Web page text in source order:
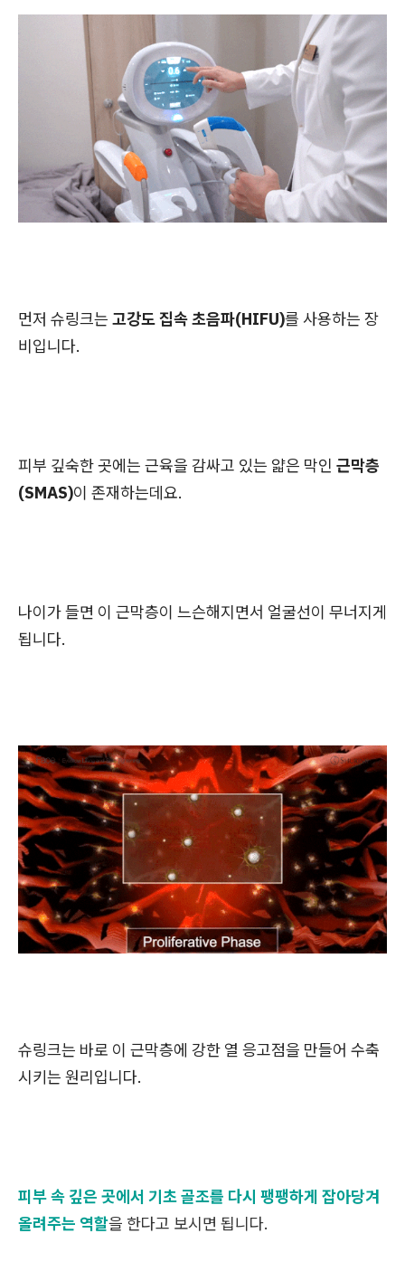
먼저 슈링크는 고강도 집속 초음파(HIFU)를 사용하는 장
비입니다.
피부 깊숙한 곳에는 근육을 감싸고 있는 얇은 막인 근막층
(SMAS)이 존재하는데요.
나이가 들면 이 근막층이 느슨해지면서 얼굴선이 무너지게
됩니다.
슈링크는 바로 이 근막층에 강한 열 응고점을 만들어 수축
시키는 원리입니다.
피부 속 깊은 곳에서 기초 골조를 다시 팽팽하게 잡아당겨
올려주는 역할을 한다고 보시면 됩니다.